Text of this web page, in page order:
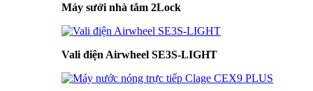
Máy sưởi nhà tắm 2Lock
Vali điện Airwheel SE3S-LIGHT